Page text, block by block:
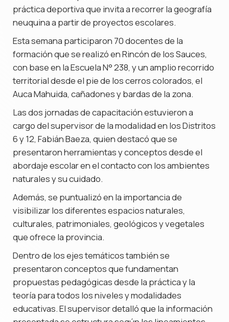
práctica deportiva que invita a recorrer la geografía
neuquina a partir de proyectos escolares.
Esta semana participaron 70 docentes de la
formación que se realizó en Rincón de los Sauces,
con base en la Escuela N° 238, y un amplio recorrido
territorial desde el pie de los cerros colorados, el
Auca Mahuida, cañadones y bardas de la zona.
Las dos jornadas de capacitación estuvieron a
cargo del supervisor de la modalidad en los Distritos
6 y 12, Fabián Baeza, quien destacó que se
presentaron herramientas y conceptos desde el
abordaje escolar en el contacto con los ambientes
naturales y su cuidado.
Además, se puntualizó en la importancia de
visibilizar los diferentes espacios naturales,
culturales, patrimoniales, geológicos y vegetales
que ofrece la provincia.
Dentro de los ejes temáticos también se
presentaron conceptos que fundamentan
propuestas pedagógicas desde la práctica y la
teoría para todos los niveles y modalidades
educativas. El supervisor detalló que la información